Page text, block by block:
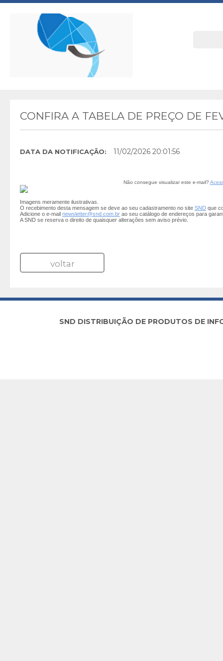
CONFIRA A TABELA DE PREÇO DE
DATA DA NOTIFICAÇÃO: 11/02/2026 20:01:56
Não consegue visualizar este e-mail?
Imagens meramente ilustrativas.
O recebimento desta mensagem se deve ao seu cadastramento no site SND que
Adicione o e-mail newsletter@snd.com.br ao seu catálogo de endereços para
A SND se reserva o direito de quaisquer alterações sem aviso prévio.
voltar
SND DISTRIBUIÇÃO DE PRODUTOS DE